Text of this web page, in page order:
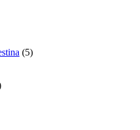
(5)